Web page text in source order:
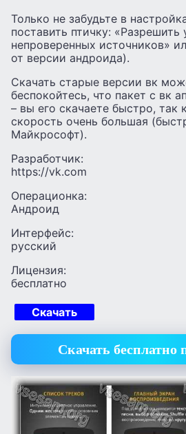
Только не забудьте в
поставить птичку: «Разрешить
непроверенных источников»
от версии андроида).
Скачать старые версии вк
беспокойтесь, что пакет с вк
– вы его скачаете быстро, так
скорость очень большая
Майкрософт).
Разработчик:
https://vk.com
Операционка:
Андроид
Интерфейс:
русский
Лицензия:
бесплатно
Скачать
Скачать бесплатно